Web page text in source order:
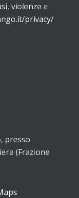
violenze e
privacy/
presso
(Frazione